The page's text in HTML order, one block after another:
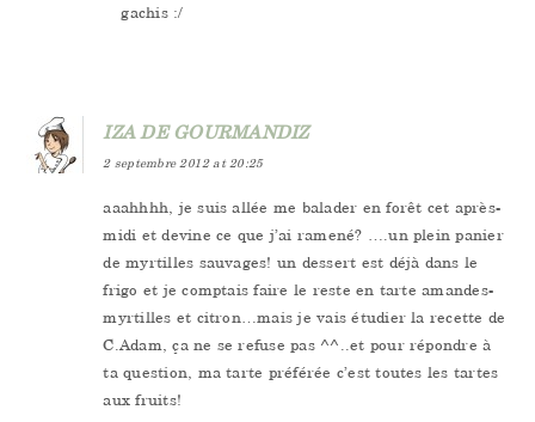
gachis :/
IZA DE GOURMANDIZ
2 septembre 2012 at 20:25
aaahhhh, je suis allée me balader en forêt cet après-
midi et devine ce que j’ai ramené? ….un plein panier
de myrtilles sauvages! un dessert est déjà dans le
frigo et je comptais faire le reste en tarte amandes-
myrtilles et citron…mais je vais étudier la recette de
C.Adam, ça ne se refuse pas ^^..et pour répondre à
ta question, ma tarte préférée c’est toutes les tartes
aux fruits!